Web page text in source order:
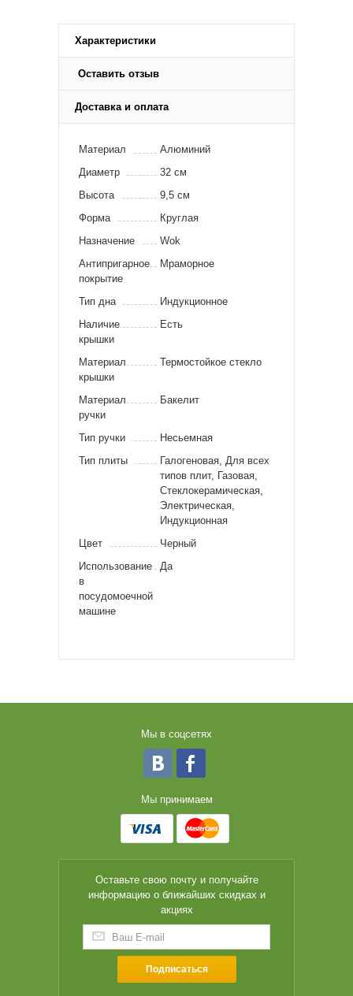
Характеристики
Оставить отзыв
Доставка и оплата
Материал
Алюминий
Диаметр
32 см
Высота
9,5 см
Форма
Круглая
Назначение
Wok
Антипригарное
покрытие
Мраморное
Тип дна
Индукционное
Наличие
крышки
Есть
Материал
крышки
Термостойкое стекло
Материал
ручки
Бакелит
Тип ручки
Несьемная
Тип плиты
Галогеновая, Для всех
типов плит, Газовая,
Стеклокерамическая,
Электрическая,
Индукционная
Цвет
Черный
Использование
в
посудомоечной
машине
Да
Мы в соцсетях
Мы принимаем
Оставьте свою почту и получайте
информацию о ближайших скидках и
акциях
Подписаться